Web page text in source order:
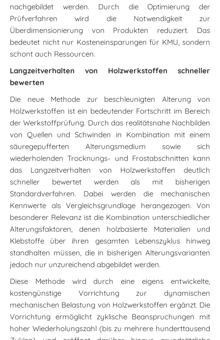
nachgebildet werden. Durch die Optimierung der
Prüfverfahren wird die Notwendigkeit zur
Überdimensionierung von Produkten reduziert. Das
bedeutet nicht nur Kosteneinsparungen für KMU, sondern
schont auch Ressourcen.
Langzeitverhalten von Holzwerkstoffen schneller
bewerten
Die neue Methode zur beschleunigten Alterung von
Holzwerkstoffen ist ein bedeutender Fortschritt im Bereich
der Werkstoffprüfung. Durch das realitätsnahe Nachbilden
von Quellen und Schwinden in Kombination mit einem
säuregepufferten Alterungsmedium sowie sich
wiederholenden Trocknungs- und Frostabschnitten kann
das Langzeitverhalten von Holzwerkstoffen deutlich
schneller bewertet werden als mit bisherigen
Standardverfahren. Dabei werden die mechanischen
Kennwerte als Vergleichsgrundlage herangezogen. Von
besonderer Relevanz ist die Kombination unterschiedlicher
Alterungsfaktoren, denen holzbasierte Materialien und
Klebstoffe über ihren gesamten Lebenszyklus hinweg
standhalten müssen, die in bisherigen Alterungsvarianten
jedoch nur unzureichend abgebildet werden.
Diese Methode wird durch eine eigens entwickelte,
kostengünstige Vorrichtung zur dynamischen
mechanischen Belastung von Holzwerkstoffen ergänzt. Die
Vorrichtung ermöglicht zyklische Beanspruchungen mit
hoher Wiederholungszahl (bis zu mehrere hunderttausend